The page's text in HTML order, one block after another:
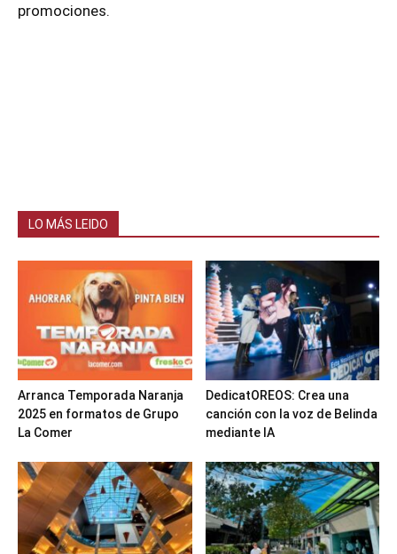
promociones.
LO MÁS LEIDO
Arranca Temporada Naranja
2025 en formatos de Grupo
La Comer
DedicatOREOS: Crea una
canción con la voz de Belinda
mediante IA